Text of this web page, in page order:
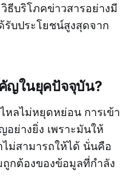
ธีบริโภคข่าวสารอย่างมี
บประโยชน์สูงสุดจาก
ญในยุคปัจจุบัน?
ลไม่หยุดหย่อน การเข้า
ย่างยิ่ง เพราะมันให้
ม่สามารถให้ได้ นั่นคือ
กต้องของข้อมูลที่กำลัง